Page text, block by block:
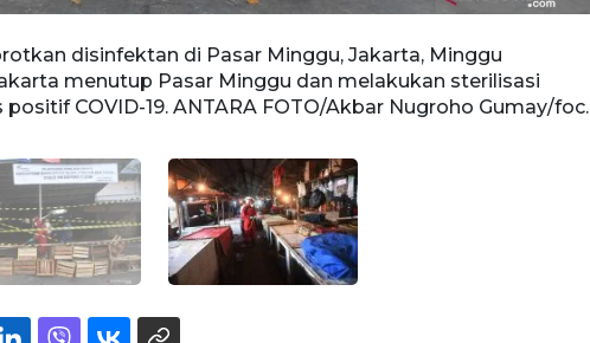
disinfektan di Pasar Minggu, Jakarta, Minggu
menutup Pasar Minggu dan melakukan sterilisasi
COVID-19. ANTARA FOTO/Akbar Nugroho Gumay/foc.